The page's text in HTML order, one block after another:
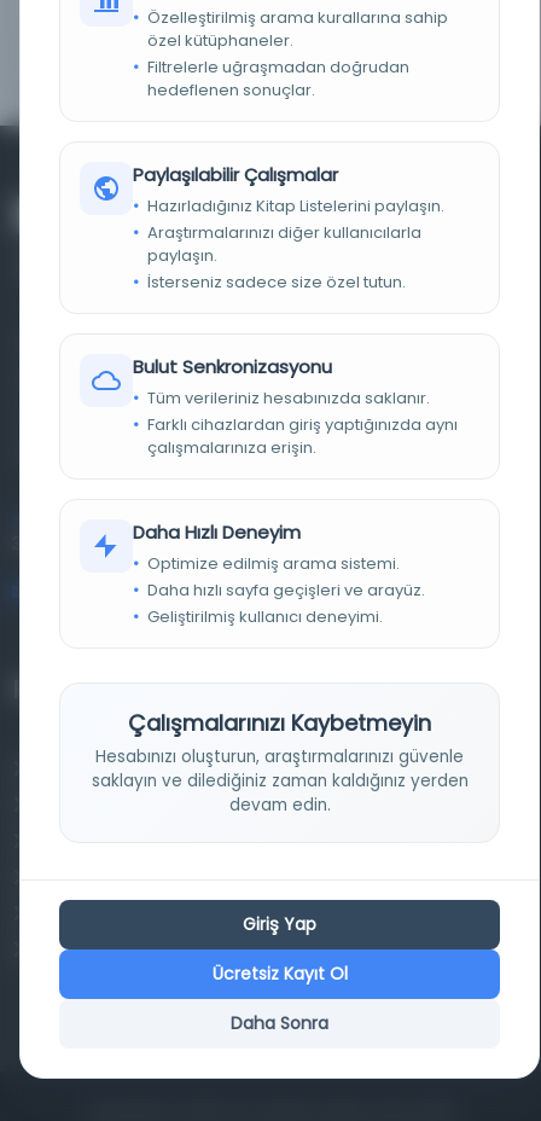
LOKASYON FSU Kütüphaneleri
1900
basma eserleri, arşiv belgelerini, süreli yayınları ve görsel
materyalleri bir araya getiren kapsamlı bir dijital
kütüphane ve meta katalog.
Entertech Ofis: 322 İstanbul Ün. Avcılar Kampüsü Avcılar,
34320 İstanbul
bilgi@osmanlica.com
Osmanlica.com
Transkripsiyon Alfabesi Çevirisi
Tarihi Dokümanlarda Görüntü İyileştirilmesi
Özelleştirilmiş arama kurallarına sahip
özel kütüphaneler.
Filtrelerle uğraşmadan doğrudan
hedeflenen sonuçlar.
Paylaşılabilir Çalışmalar
Hazırladığınız Kitap Listelerini paylaşın.
Araştırmalarınızı diğer kullanıcılarla
paylaşın.
İsterseniz sadece size özel tutun.
Bulut Senkronizasyonu
Tüm verileriniz hesabınızda saklanır.
Farklı cihazlardan giriş yaptığınızda aynı
çalışmalarınıza erişin.
Daha Hızlı Deneyim
Optimize edilmiş arama sistemi.
Daha hızlı sayfa geçişleri ve arayüz.
Geliştirilmiş kullanıcı deneyimi.
Çalışmalarınızı Kaybetmeyin
Hesabınızı oluşturun, araştırmalarınızı güvenle
saklayın ve dilediğiniz zaman kaldığınız yerden
devam edin.
Giriş Yap
Ücretsiz Kayıt Ol
Daha Sonra